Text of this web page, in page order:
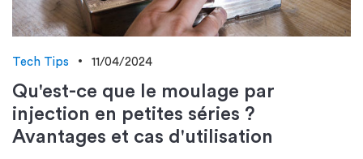
Tech Tips 11/04/2024
Qu'est-ce que le moulage par
injection en petites séries ?
Avantages et cas d'utilisation